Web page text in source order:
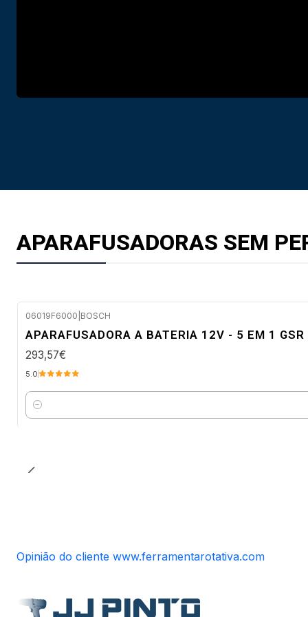
APARAFUSADORAS SEM
06019F6000 BOSCH
APARAFUSADORA A BATERIA 12V - 5 EM 1
293,57€
5.0
Quantidade
Opinião do cliente www.ferramentarotativa.com